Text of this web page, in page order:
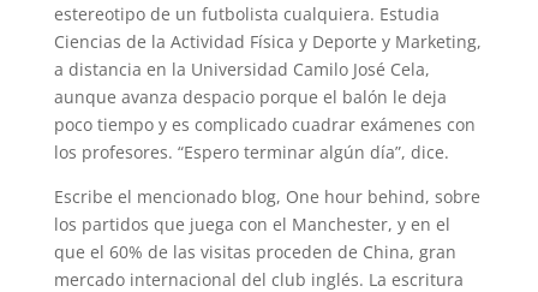
estereotipo de un futbolista cualquiera. Estudia
Ciencias de la Actividad Física y Deporte y Marketing,
a distancia en la Universidad Camilo José Cela,
aunque avanza despacio porque el balón le deja
poco tiempo y es complicado cuadrar exámenes con
los profesores. “Espero terminar algún día”, dice.
Escribe el mencionado blog, One hour behind, sobre
los partidos que juega con el Manchester, y en el
que el 60% de las visitas proceden de China, gran
mercado internacional del club inglés. La escritura